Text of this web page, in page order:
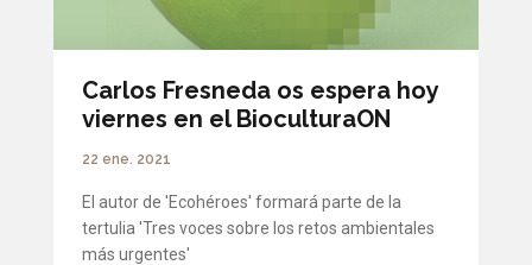
Carlos Fresneda os espera hoy
viernes en el BioculturaON
22 ene. 2021
El autor de 'Ecohéroes' formará parte de la
tertulia 'Tres voces sobre los retos ambientales
más urgentes'